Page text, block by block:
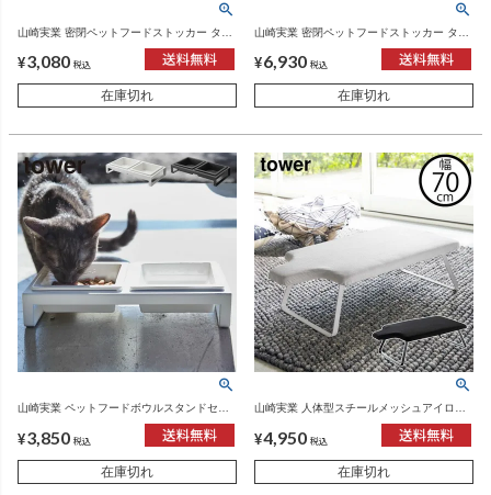
山崎実業 密閉ペットフードストッカー タワ
貨・タワーシリーズ
¥3,080 税込
在庫切れ
山崎実業 密閉ペットフードストッカー タワ
貨・タワーシリーズ
¥6,930 税込
在庫切れ
山崎実業 ペットフードボウルスタンドセッ
ト タワー tower | インテリア雑貨・タワーシ
リーズ
¥3,850 税込
在庫切れ
山崎実業 人体型スチールメッシュアイロン
台 タワー tower | インテリア雑貨・タワーシ
リーズ
¥4,950 税込
在庫切れ